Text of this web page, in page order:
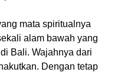
mata spiritualnya
alam bawah yang
Bali. Wajahnya dari
Dengan tetap